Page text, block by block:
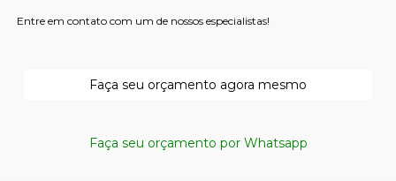
Entre em contato com um de nossos especialistas!
Faça seu orçamento agora mesmo
Faça seu orçamento por Whatsapp